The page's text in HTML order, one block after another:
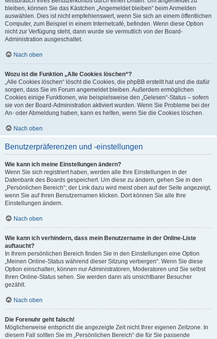
bleiben, können Sie das Kästchen „Angemeldet bleiben“ beim Anmelden
auswählen. Dies ist nicht empfehlenswert, wenn Sie sich an einem öffentlichen
Computer, zum Beispiel in einem Internetcafé, befinden. Wenn diese Option
nicht zur Verfügung steht, dann wurde sie vermutlich von der Board-
Administration ausgeschaltet.
Nach oben
Wozu ist die Funktion „Alle Cookies löschen“?
„Alle Cookies löschen“ löscht die Cookies, die phpBB erstellt hat und die dafür
sorgen, dass Sie im Forum angemeldet bleiben. Außerdem ermöglichen
Cookies einige Funktionen, wie beispielsweise den „Gelesen“-Status – sofern
sie von der Board-Administration aktiviert wurden. Wenn Sie Probleme bei der
An- oder Abmeldung haben, kann es helfen, wenn Sie die Cookies löschen.
Nach oben
Benutzerpräferenzen und -einstellungen
Wie kann ich meine Einstellungen ändern?
Wenn Sie sich registriert haben, werden alle Ihre Einstellungen in der
Datenbank des Boards gespeichert. Um diese zu ändern, gehen Sie in den
„Persönlichen Bereich“; der Link dazu wird meist oben auf der Seite angezeigt,
wenn Sie auf Ihren Benutzernamen klicken. Dort können Sie alle Ihre
Einstellungen ändern.
Nach oben
Wie kann ich verhindern, dass mein Benutzername in der Online-Liste
auftaucht?
In Ihrem persönlichen Bereich finden Sie in den Einstellungen eine Option
„Meinen Online-Status während dieser Sitzung verbergen“. Wenn Sie diese
Option einschalten, können nur Administratoren, Moderatoren und Sie selbst
Ihren Online-Status sehen. Sie werden dann als unsichtbarer Besucher
gezählt.
Nach oben
Die Forenuhr geht falsch!
Möglicherweise entspricht die angezeigte Zeit nicht Ihrer eigenen Zeitzone. In
diesem Fall sollten Sie im „Persönlichen Bereich“ die für Sie passende